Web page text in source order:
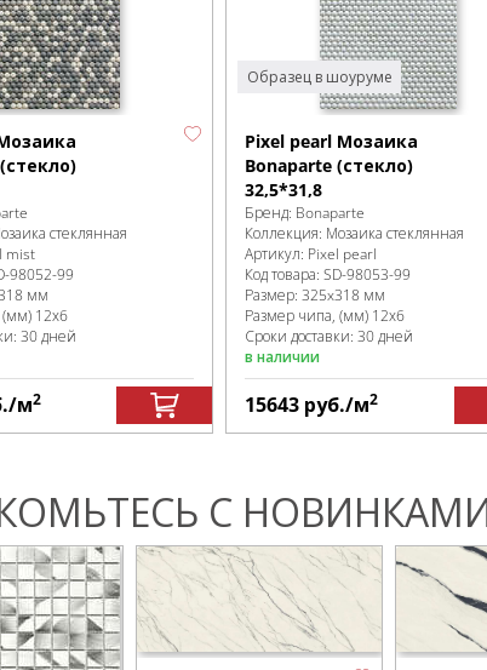
стеклянная
mist
98052-99
мм
(мм) 12х6
30 дней
/м2
Образец в шоуруме
Pixel pearl Мозаика
Bonaparte (стекло)
32,5*31,8
Бренд: Bonaparte
Коллекция: Мозаика стеклянная
Артикул: Pixel pearl
Код товара:SD-98053-99
Размер:325x318 мм
Размер чипа, (мм) 12х6
Сроки доставки: 30 дней
в наличии
15643 руб./м2
С